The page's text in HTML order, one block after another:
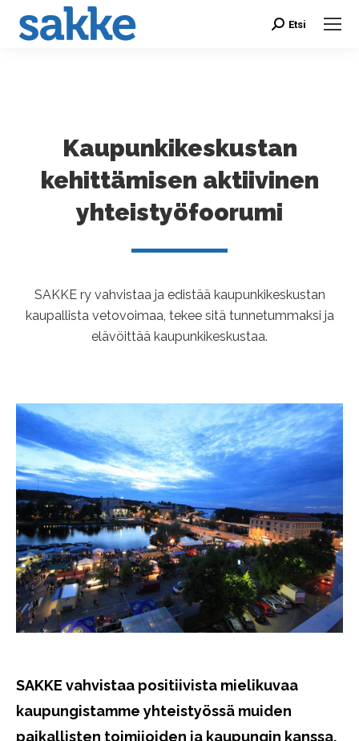
Search:
Etsi
Kaupunkikeskustan
kehittämisen aktiivinen
yhteistyöfoorumi
SAKKE ry vahvistaa ja edistää kaupunkikeskustan
kaupallista vetovoimaa, tekee sitä tunnetummaksi ja
elävöittää kaupunkikeskustaa.
SAKKE vahvistaa positiivista mielikuvaa
kaupungistamme yhteistyössä muiden
paikallisten toimijoiden ja kaupungin kanssa.